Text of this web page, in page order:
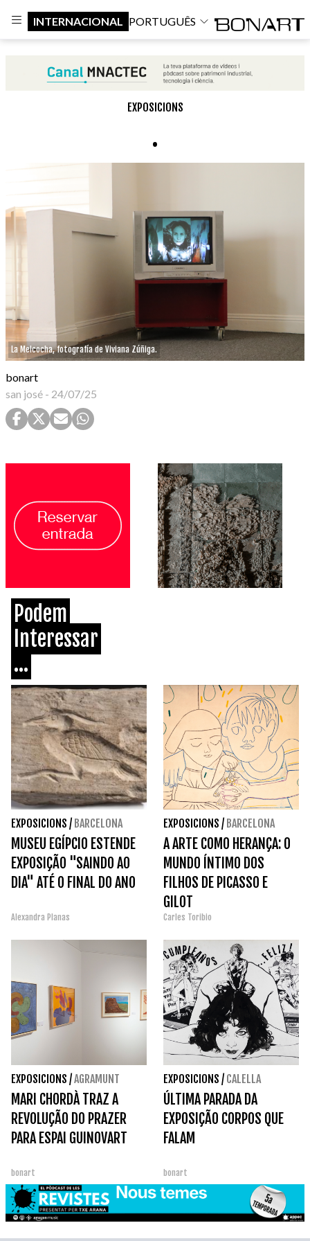
INTERNACIONAL PORTUGUÊS
EXPOSICIONS
.
La Melcocha, fotografía de Viviana Zúñiga.
bonart
san josé - 24/07/25
Podem
Interessar
...
EXPOSICIONS / BARCELONA
MUSEU EGÍPCIO ESTENDE
EXPOSIÇÃO "SAINDO AO
DIA" ATÉ O FINAL DO ANO
Alexandra Planas
EXPOSICIONS / BARCELONA
A ARTE COMO HERANÇA: O
MUNDO ÍNTIMO DOS
FILHOS DE PICASSO E
GILOT
Carles Toribio
EXPOSICIONS /AGRAMUNT
MARI CHORDÀ TRAZ A
REVOLUÇÃO DO PRAZER
PARA ESPAI GUINOVART
bonart
EXPOSICIONS / CALELLA
ÚLTIMA PARADA DA
EXPOSIÇÃO CORPOS QUE
FALAM
bonart